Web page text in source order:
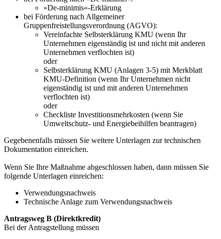
»De-minimis«-Erklärung
bei Förderung nach Allgemeiner
Gruppenfreistellungsverordnung (AGVO):
Vereinfachte Selbsterklärung KMU (wenn Ihr
Unternehmen eigenständig ist und nicht mit anderen
Unternehmen verflochten ist)
oder
Selbsterklärung KMU (Anlagen 3-5) mit Merkblatt
KMU-Definition (wenn Ihr Unternehmen nicht
eigenständig ist und mit anderen Unternehmen
verflochten ist)
oder
Checkliste Investitionsmehrkosten (wenn Sie
Umweltschutz- und Energiebeihilfen beantragen)
Gegebenenfalls müssen Sie weitere Unterlagen zur technischen
Dokumentation einreichen.
Wenn Sie Ihre Maßnahme abgeschlossen haben, dann müssen Sie
folgende Unterlagen einreichen:
Verwendungsnachweis
Technische Anlage zum Verwendungsnachweis
Antragsweg B (Direktkredit)
Bei der Antragstellung müssen